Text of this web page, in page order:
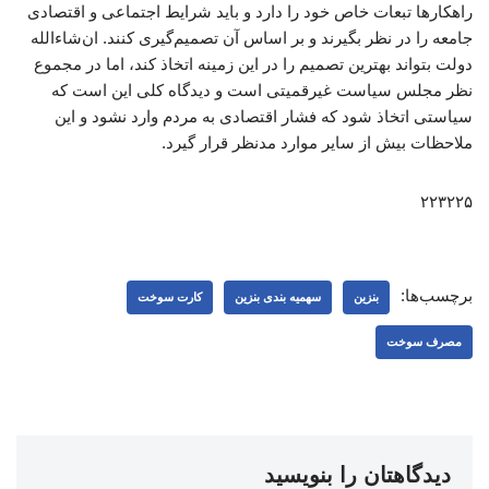
راهکارها تبعات خاص خود را دارد و باید شرایط اجتماعی و اقتصادی
جامعه را در نظر بگیرند و بر اساس آن تصمیم‌گیری کنند. ان‌شاءالله
دولت بتواند بهترین تصمیم را در این زمینه اتخاذ کند، اما در مجموع
نظر مجلس سیاست غیرقمیتی است و دیدگاه کلی این است که
سیاستی اتخاذ شود که فشار اقتصادی به مردم وارد نشود و این
ملاحظات بیش از سایر موارد مدنظر قرار گیرد.
۲۲۳۲۲۵
برچسب‌ها: بنزین سهمیه بندی بنزین کارت سوخت
مصرف سوخت
دیدگاهتان را بنویسید